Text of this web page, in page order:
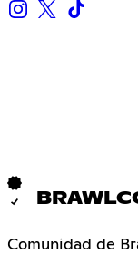
Comunidad de